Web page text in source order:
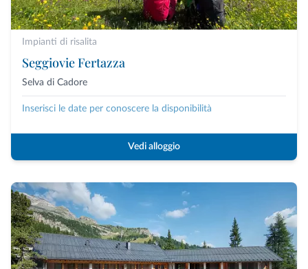
Impianti di risalita
Seggiovie Fertazza
Selva di Cadore
Inserisci le date per conoscere la disponibilità
Vedi alloggio